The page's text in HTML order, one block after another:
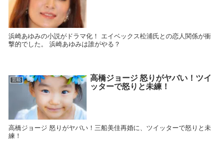
浜崎あゆみの小説がドラマ化！ エイベックス松浦氏との恋人関係が衝
撃的でした。 浜崎あゆみは誰がやる？
芸能
高橋ジョージ 怒りがヤバい！ツイ
ッターで怒りと未練！
高橋ジョージ 怒りがヤバい！三船美佳再婚に、ツイッターで怒りと未
練！